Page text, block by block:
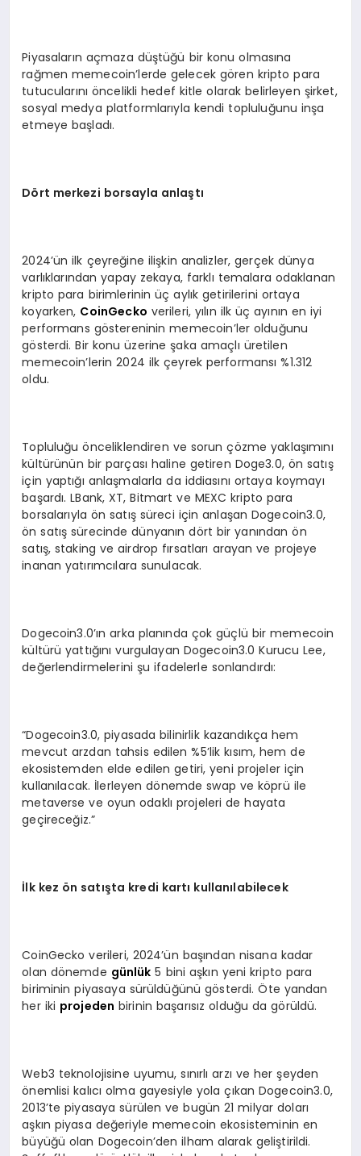
Piyasaların açmaza düştüğü bir konu olmasına
rağmen memecoin’lerde gelecek gören kripto para
tutucularını öncelikli hedef kitle olarak belirleyen şirket,
sosyal medya platformlarıyla kendi topluluğunu inşa
etmeye başladı.
Dört merkezi borsayla anlaştı
2024’ün ilk çeyreğine ilişkin analizler, gerçek dünya
varlıklarından yapay zekaya, farklı temalara odaklanan
kripto para birimlerinin üç aylık getirilerini ortaya
koyarken, CoinGecko verileri, yılın ilk üç ayının en iyi
performans göstereninin memecoin’ler olduğunu
gösterdi. Bir konu üzerine şaka amaçlı üretilen
memecoin’lerin 2024 ilk çeyrek performansı %1.312
oldu.
Topluluğu önceliklendiren ve sorun çözme yaklaşımını
kültürünün bir parçası haline getiren Doge3.0, ön satış
için yaptığı anlaşmalarla da iddiasını ortaya koymayı
başardı. LBank, XT, Bitmart ve MEXC kripto para
borsalarıyla ön satış süreci için anlaşan Dogecoin3.0,
ön satış sürecinde dünyanın dört bir yanından ön
satış, staking ve airdrop fırsatları arayan ve projeye
inanan yatırımcılara sunulacak.
Dogecoin3.0’ın arka planında çok güçlü bir memecoin
kültürü yattığını vurgulayan Dogecoin3.0 Kurucu Lee,
değerlendirmelerini şu ifadelerle sonlandırdı:
“Dogecoin3.0, piyasada bilinirlik kazandıkça hem
mevcut arzdan tahsis edilen %5’lik kısım, hem de
ekosistemden elde edilen getiri, yeni projeler için
kullanılacak. İlerleyen dönemde swap ve köprü ile
metaverse ve oyun odaklı projeleri de hayata
geçireceğiz.”
İlk kez ön satışta kredi kartı kullanılabilecek
CoinGecko verileri, 2024’ün başından nisana kadar
olan dönemde günlük 5 bini aşkın yeni kripto para
biriminin piyasaya sürüldüğünü gösterdi. Öte yandan
her iki projeden birinin başarısız olduğu da görüldü.
Web3 teknolojisine uyumu, sınırlı arzı ve her şeyden
önemlisi kalıcı olma gayesiyle yola çıkan Dogecoin3.0,
2013’te piyasaya sürülen ve bugün 21 milyar doları
aşkın piyasa değeriyle memecoin ekosisteminin en
büyüğü olan Dogecoin’den ilham alarak geliştirildi.